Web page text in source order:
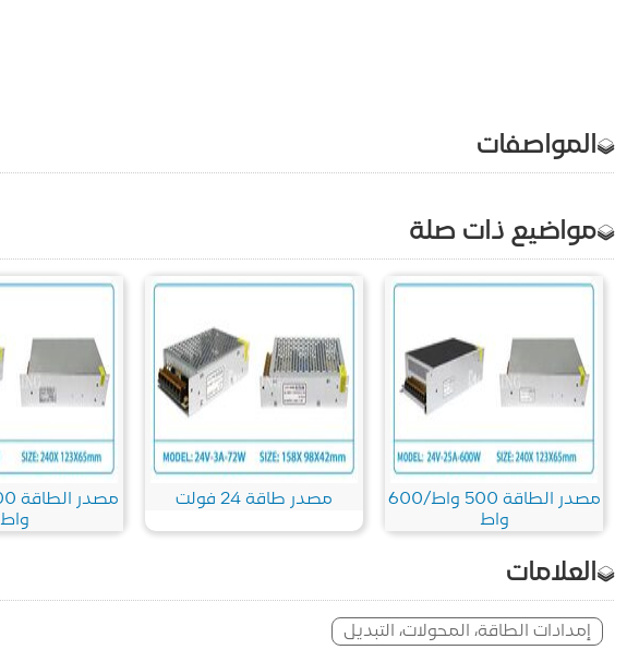
المواصفات
مواضيع ذات صلة
مصدر الطاقة 500 واط/600
واط
مصدر طاقة 24 فولت
واط
العلامات
إمدادات الطاقة، المحولات، التبديل